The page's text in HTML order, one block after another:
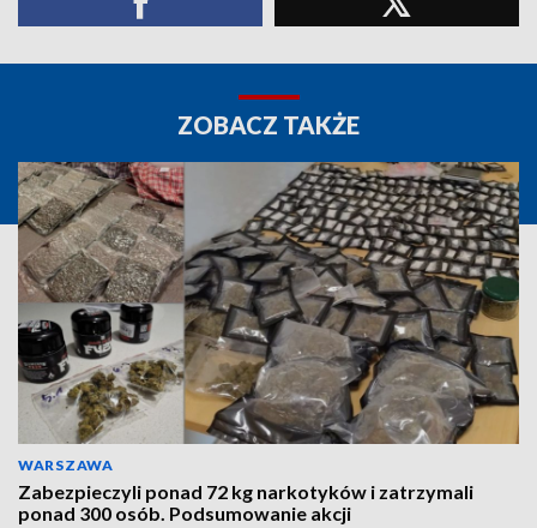
ZOBACZ TAKŻE
WARSZAWA
Zabezpieczyli ponad 72 kg narkotyków i zatrzymali
ponad 300 osób. Podsumowanie akcji